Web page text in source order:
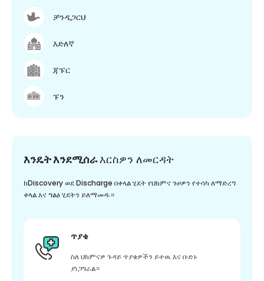
ቻንዲጋርህ
እድለኛ
ጃፑር
ፑን
እንዴት እንደሚሰራእርስዎን ለመርዳት
ከDiscovery ወደ Discharge በቀላል ሂደት የህክምና ጉዞዎን የተሳካ ለማድረግ
ቀላል እና ግልፅ ሂደትን ይለማመዱ።
ጥያቄ
ስለ ህክምናዎ ጉዳይ ጥያቄዎችን ይተዉ እና ቡድኑ
ያነጋግራል።